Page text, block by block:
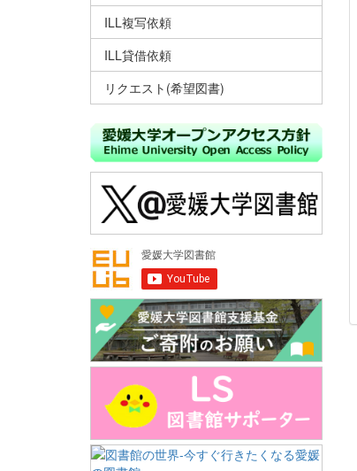
ILL複写依頼
ILL貸借依頼
リクエスト(希望図書)